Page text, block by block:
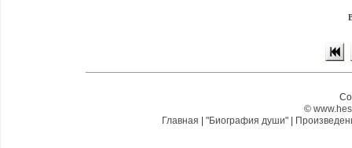
©
Главная
"Биография души"